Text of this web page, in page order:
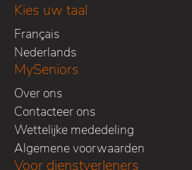
Kies uw taal
Français
Nederlands
MySeniors
Over ons
Contacteer ons
Wettelijke mededeling
Algemene voorwaarden
Voor dienstverleners